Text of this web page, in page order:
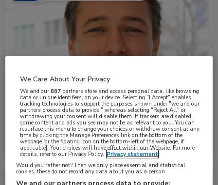
Succes in aanpak HCV-infecties, gerichte aandacht
blijft nodig
In de behandeling van chronische hepatitis C-virus (HCV)-infecties
is in 2014 een belangrijke …
19 apr. 2023 Lees meer →
We Care About Your Privacy
We and our887 partners store and access personal data, like browsing
data or unique identifiers, on your device. Selecting "I Accept" enables
tracking technologies to support the purposes shown under "we and our
partners process data to provide," whereas selecting "Reject All" or
withdrawing your consent will disable them. If trackers are disabled,
some content and ads you see may not be as relevant to you. You can
resurface this menu to change your choices or withdraw consent at any
time by clicking the Manage Preferences link on the bottom of the
webpage [or the floating icon on the bottom-left of the webpage, if
applicable]. Your choices will have effect within our Website. For more
details, refer to our Privacy Policy. Privacy statement
Would you rather not? Then we only place essential and statistical
cookies, these do not record any data about you as a person